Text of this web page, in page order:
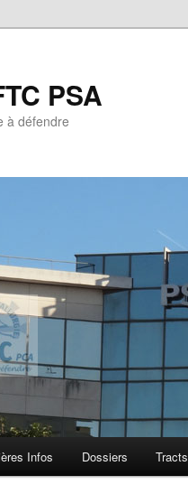
PSA
à défendre
au contenu principal
au contenu secondaire
Infos Dossiers Tracts